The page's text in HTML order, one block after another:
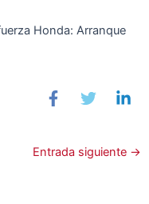
Honda: Arranque
Entrada siguiente →